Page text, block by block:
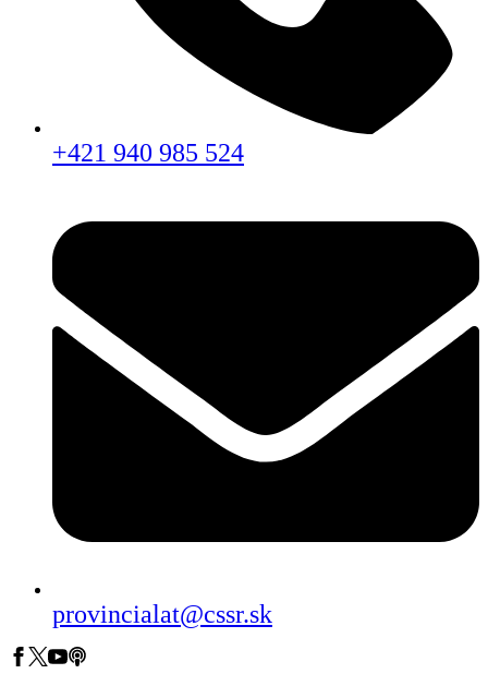
+421 940 985 524
provincialat@cssr.sk